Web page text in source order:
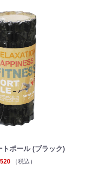
ポール (ブラック)
（税込）